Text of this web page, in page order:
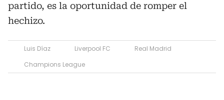
partido, es la oportunidad de romper el
hechizo.
Luis Díaz Liverpool FC
Real Madrid
Champions League